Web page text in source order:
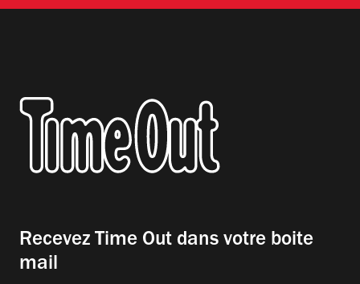
Recevez Time Out dans votre boite
mail